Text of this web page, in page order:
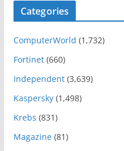
Categories
ComputerWorld (1,732)
Fortinet(660)
Independent(3,639)
Kaspersky(1,498)
Krebs (831)
Magazine(81)